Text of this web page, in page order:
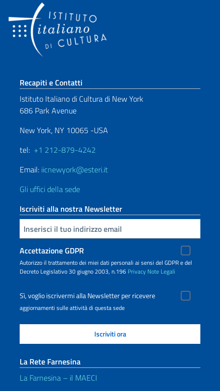
Sezione footer
Recapiti e Contatti
Istituto Italiano di Cultura di New York
686 Park Avenue
New York, NY 10065 -USA
tel: +1 212-879-4242
Email: iicnewyork@esteri.it
Gli uffici della sede
Iscriviti alla nostra Newsletter
Inserisci la tua email
Accettazione GDPR
Autorizzo il trattamento dei miei dati personali ai sensi del GDPR e del
Decreto Legislativo 30 giugno 2003, n.196 Privacy Note Legali
Sì, voglio iscrivermi alla Newsletter per ricevere
aggiornamenti sulle attività di questa sede
La Rete Farnesina
La Farnesina – il MAECI